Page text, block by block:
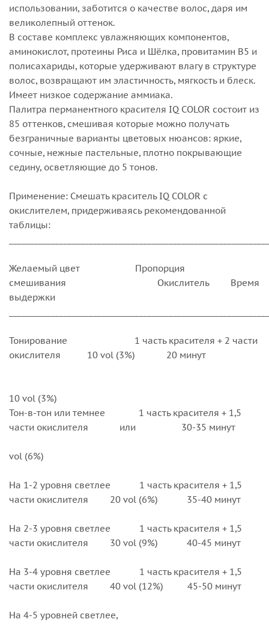
использовании, заботится о качестве волос, даря им
великолепный оттенок.
В составе комплекс увлажняющих компонентов,
аминокислот, протеины Риса и Шёлка, провитамин В5 и
полисахариды, которые удерживают влагу в структуре
волос, возвращают им эластичность, мягкость и блеск.
Имеет низкое содержание аммиака.
Палитра перманентного красителя IQ COLOR состоит из
85 оттенков, смешивая которые можно получать
безграничные варианты цветовых нюансов: яркие,
сочные, нежные пастельные, плотно покрывающие
седину, осветляющие до 5 тонов.
Применение: Смешать краситель IQ COLOR c
окислителем, придерживаясь рекомендованной
таблицы:
Желаемый цвет Пропорция
смешивания Окислитель Время
выдержки
Тонирование 1 часть красителя + 2 части
окислителя 10 vol (3%) 20 минут
10 vol (3%)
Тон-в-тон или темнее 1 часть красителя + 1,5
части окислителя или 30-35 минут
vol (6%)
На 1-2 уровня светлее 1 часть красителя + 1,5
части окислителя 20 vol (6%) 35-40 минут
На 2-3 уровня светлее 1 часть красителя + 1,5
части окислителя 30 vol (9%) 40-45 минут
На 3-4 уровня светлее 1 часть красителя + 1,5
части окислителя 40 vol (12%) 45-50 минут
На 4-5 уровней светлее,